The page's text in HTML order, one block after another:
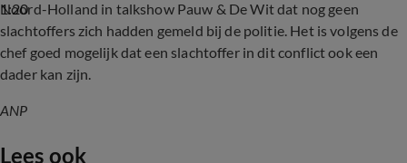
1:20
Noord-Holland in talkshow Pauw & De Wit dat nog geen
slachtoffers zich hadden gemeld bij de politie. Het is volgens de
chef goed mogelijk dat een slachtoffer in dit conflict ook een
dader kan zijn.
ANP
Lees ook